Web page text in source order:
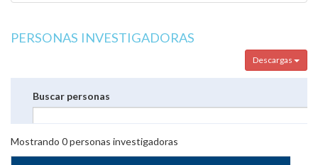
PERSONAS INVESTIGADORAS
Descargas
Buscar personas
Mostrando 0personas investigadoras